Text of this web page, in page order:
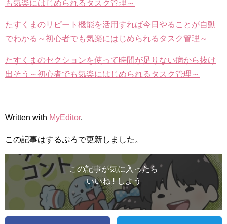
も気楽にはじめられるタスク管理～
たすくまのリピート機能を活用すれば今日やることが自動
でわかる～初心者でも気楽にはじめられるタスク管理～
たすくまのセクションを使って時間が足りない病から抜け
出そう～初心者でも気楽にはじめられるタスク管理～
Written with MyEditor.
この記事はするぷろで更新しました。
この記事が気に入ったら
いいね ! しよう